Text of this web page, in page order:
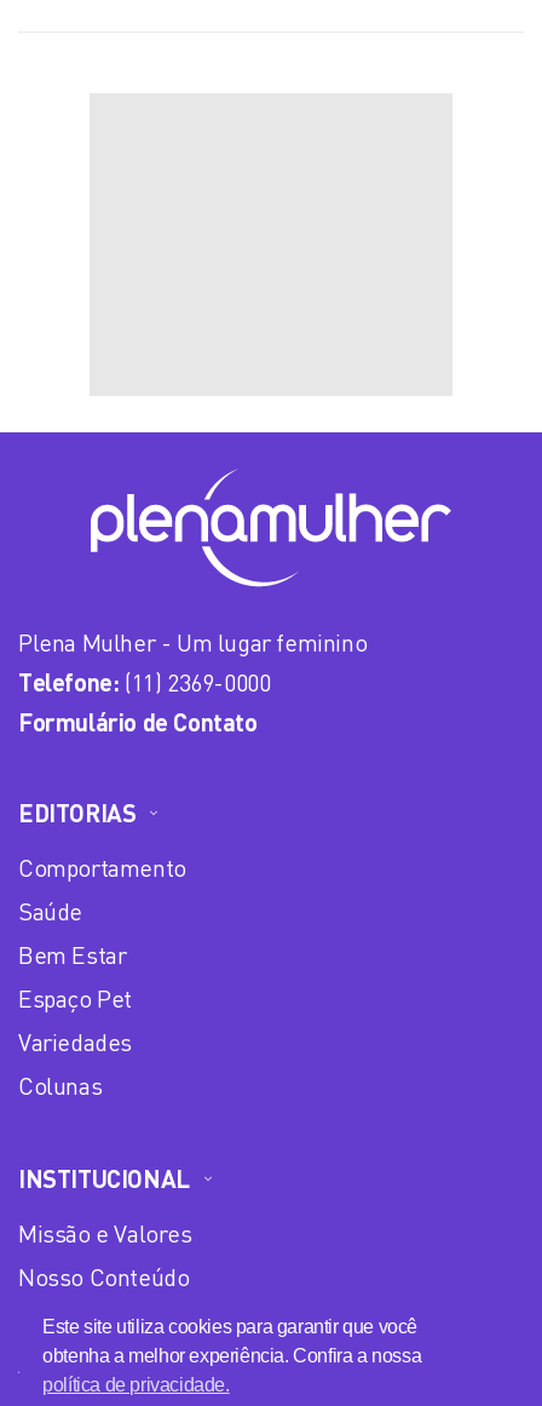
Este site utiliza cookies para garantir que você
obtenha a melhor experiência. Confira a nossa
política de privacidade.
Plena Mulher - Um lugar feminino
Telefone: (11) 2369-0000
Formulário de Contato
EDITORIAS
Comportamento
Saúde
Bem Estar
Espaço Pet
Variedades
Colunas
INSTITUCIONAL
Missão e Valores
Nosso Conteúdo
Equipe
Anuncie no Plena Mulher